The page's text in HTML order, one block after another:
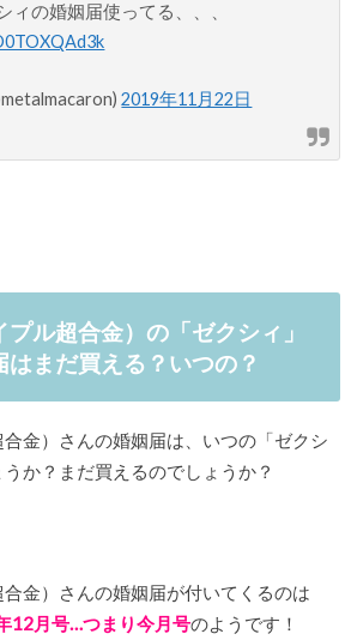
ィの婚姻届使ってる、、、
2019年11月22日
ル超合金）の「ゼクシィ」
はまだ買える？いつの？
金）さんの婚姻届は、いつの「ゼクシ
か？まだ買えるのでしょうか？
金）さんの婚姻届が付いてくるのは
12月号…つまり今月号のようです！